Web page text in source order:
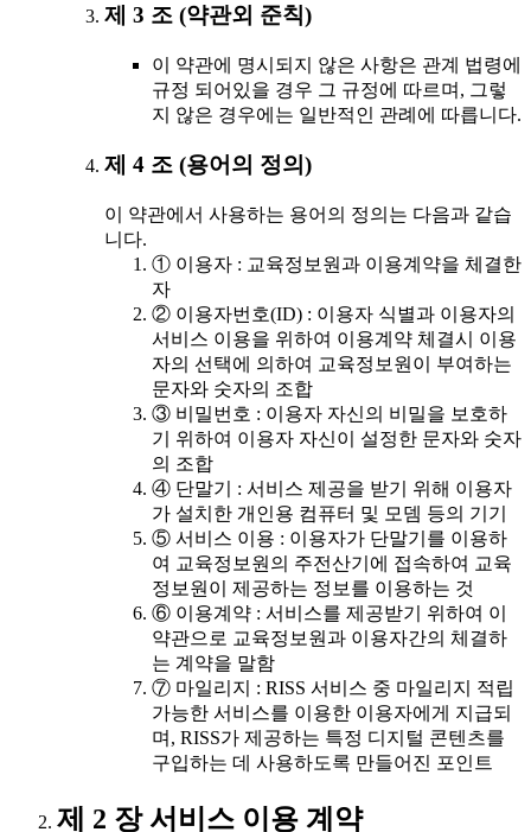
제 3 조 (약관외 준칙)
이 약관에 명시되지 않은 사항은 관계 법령에
규정 되어있을 경우 그 규정에 따르며, 그렇
지 않은 경우에는 일반적인 관례에 따릅니다.
제 4 조 (용어의 정의)
이 약관에서 사용하는 용어의 정의는 다음과 같습
니다.
① 이용자 : 교육정보원과 이용계약을 체결한
자
② 이용자번호(ID) : 이용자 식별과 이용자의
서비스 이용을 위하여 이용계약 체결시 이용
자의 선택에 의하여 교육정보원이 부여하는
문자와 숫자의 조합
③ 비밀번호 : 이용자 자신의 비밀을 보호하
기 위하여 이용자 자신이 설정한 문자와 숫자
의 조합
④ 단말기 : 서비스 제공을 받기 위해 이용자
가 설치한 개인용 컴퓨터 및 모뎀 등의 기기
⑤ 서비스 이용 : 이용자가 단말기를 이용하
여 교육정보원의 주전산기에 접속하여 교육
정보원이 제공하는 정보를 이용하는 것
⑥ 이용계약 : 서비스를 제공받기 위하여 이
약관으로 교육정보원과 이용자간의 체결하
는 계약을 말함
⑦ 마일리지 : RISS 서비스 중 마일리지 적립
가능한 서비스를 이용한 이용자에게 지급되
며, RISS가 제공하는 특정 디지털 콘텐츠를
구입하는 데 사용하도록 만들어진 포인트
제 2 장 서비스 이용 계약